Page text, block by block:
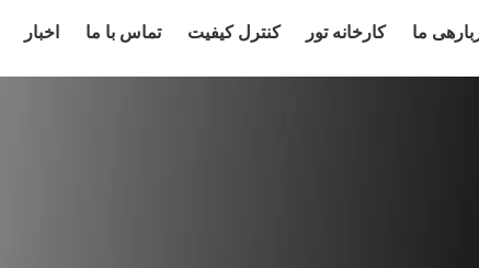
ما کارخانه تور کنترل کیفیت تماس با ما اخبار